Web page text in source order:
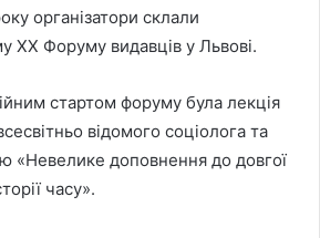
організатори склали
ХХ Форуму видавців у Львові.
стартом форуму була лекція
відомого соціолога та
«Невелике доповнення до довгої
часу».